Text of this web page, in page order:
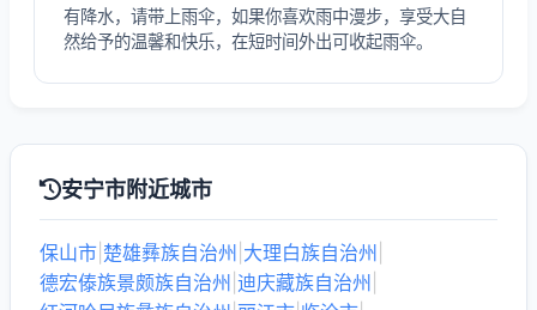
有降水，请带上雨伞，如果你喜欢雨中漫步，享受大自
然给予的温馨和快乐，在短时间外出可收起雨伞。
安宁市附近城市
保山市 楚雄彝族自治州 大理白族自治州
德宏傣族景颇族自治州 迪庆藏族自治州